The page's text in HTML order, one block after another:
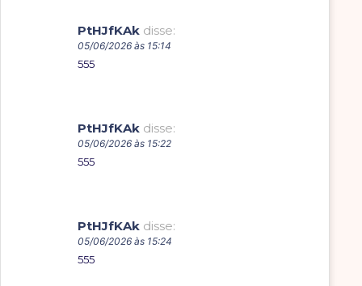
PtHJfKAk disse:
05/06/2026 às 15:14
555
PtHJfKAk disse:
05/06/2026 às 15:22
555
PtHJfKAk disse:
05/06/2026 às 15:24
555